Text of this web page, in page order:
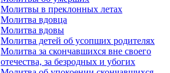
Молитвы в преклонных летах
Молитва вдовца
Молитва вдовы
Молитва детей об усопших родителях
Молитва за скончавшихся вне своего
отечества, за безродных и убогих